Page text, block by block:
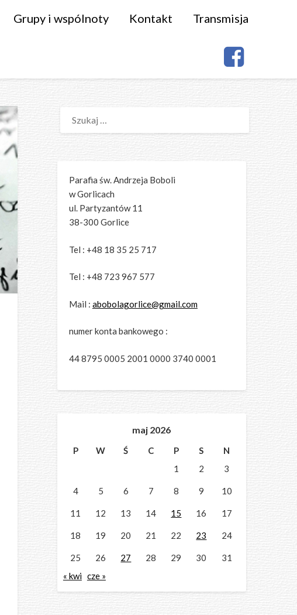
Grupy i wspólnoty Kontakt Transmisja
Parafia św. Andrzeja Boboli
w Gorlicach
ul. Partyzantów 11
38-300 Gorlice
Tel : +48 18 35 25 717
Tel : +48 723 967 577
Mail : abobolagorlice@gmail.com
numer konta bankowego :
44 8795 0005 2001 0000 3740 0001
maj 2026
P W Ś C P S
N
1
2 3
4 5 6 7 8 9 10
11 12 13 14 15 16 17
18 19 20 21 22 23 24
25 26 27 28 29 30
31
« kwi cze »